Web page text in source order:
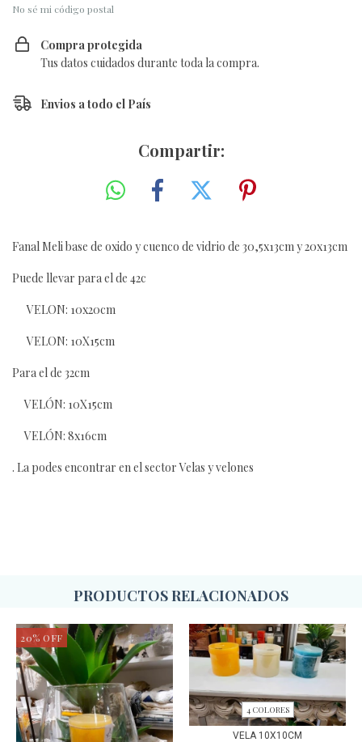
No sé mi código postal
Compra protegida
Tus datos cuidados durante toda la compra.
Envios a todo el País
Compartir:
Fanal Meli base de oxido y cuenco de vidrio de 30,5x13cm y 20x13cm
Puede llevar para el de 42c
VELON: 10x20cm
VELON: 10X15cm
Para el de 32cm
VELÓN: 10X15cm
VELÓN: 8x16cm
. La podes encontrar en el sector Velas y velones
PRODUCTOS RELACIONADOS
20% OFF
4 COLORES
VELA 10X10CM